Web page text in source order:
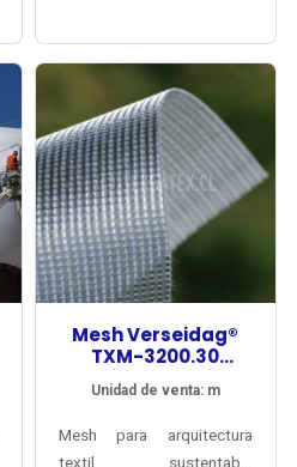
Mesh Verseidag®
TXM-3200.30
Arquitectura Tipo I
PVDF
Unidad de venta: m
Mesh para arquitectura
textil sustentable